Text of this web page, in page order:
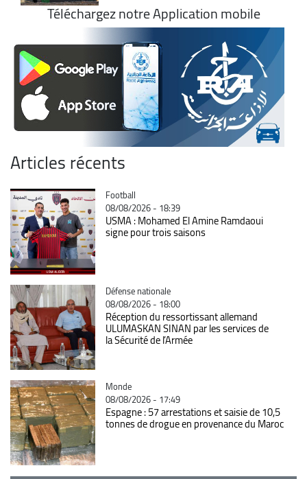
Téléchargez notre Application mobile
Articles récents
Catégorie
Football
08/08/2026 - 18:39
USMA : Mohamed El Amine Ramdaoui
signe pour trois saisons
Catégorie
Défense nationale
08/08/2026 - 18:00
Réception du ressortissant allemand
ULUMASKAN SINAN par les services de
la Sécurité de l’Armée
Catégorie
Monde
08/08/2026 - 17:49
Espagne : 57 arrestations et saisie de 10,5
tonnes de drogue en provenance du Maroc